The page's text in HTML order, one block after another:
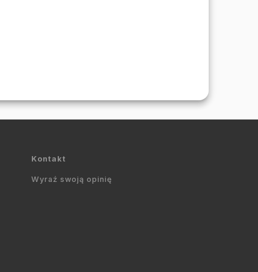
Kontakt
Wyraź swoją opinię